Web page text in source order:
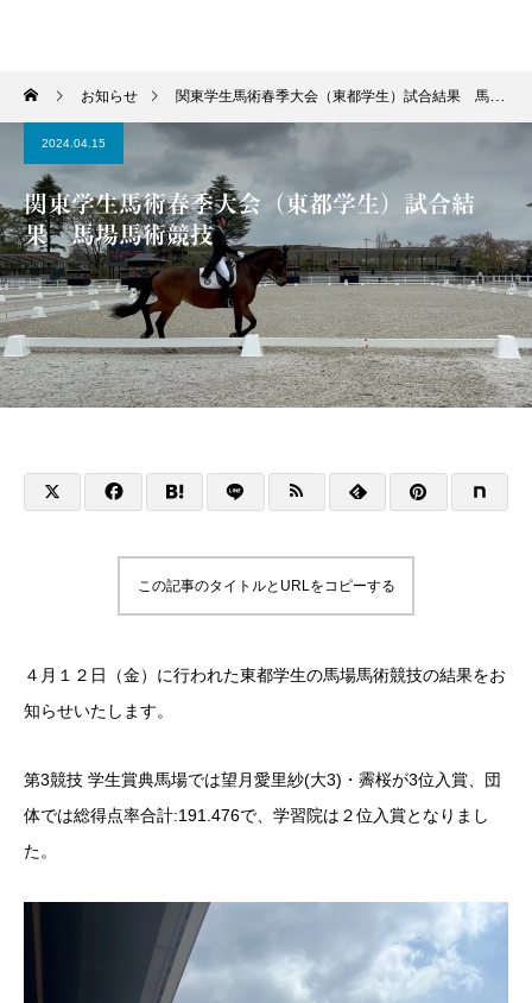
お知らせ 関東学生馬術春季大会（東都学生）試合結果 馬場馬術競技
2024.04.15
関東学生馬術春季大会（東都学生）試合結
果 馬場馬術競技
この記事のタイトルとURLをコピーする
４月１２日（金）に行われた東都学生の馬場馬術競技の結果をお
知らせいたします。
第3競技 学生賞典馬場では望月愛里紗(大3)・霽桜が3位入賞、団
体では総得点率合計:191.476で、学習院は２位入賞となりまし
た。